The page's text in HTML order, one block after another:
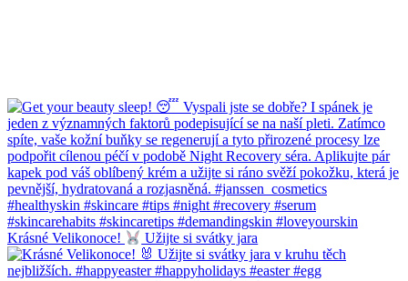
Krásné Velikonoce! Užijte si svátky jara